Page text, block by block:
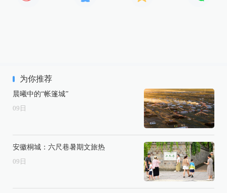
为你推荐
晨曦中的“帐篷城”
09 日
安徽桐城：六尺巷暑期文旅热
09 日